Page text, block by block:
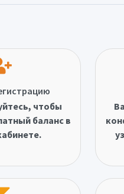
чтобы
баланс в